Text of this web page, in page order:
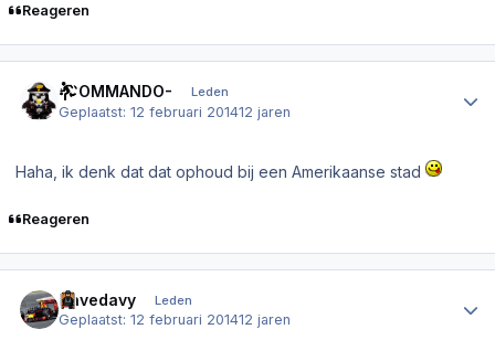
Reageren
-COMMANDO- Leden
Geplaatst:12 februari 201412 jaren
Haha, ik denk dat dat ophoud bij een Amerikaanse stad
Reageren
Davedavy Leden
Geplaatst:12 februari 201412 jaren